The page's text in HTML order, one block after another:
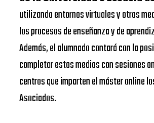
utilizando entornos virtuales y otros
los procesos de enseñanza y de
Además, el alumnado contará con la
completar estos medios con sesiones
centros que imparten el máster online
Asociados.